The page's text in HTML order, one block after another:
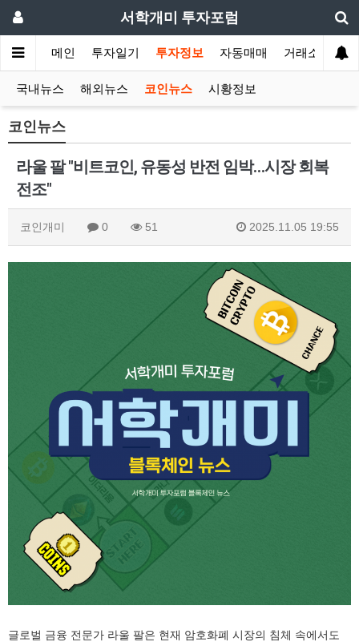
서학개미 투자포럼
메인 투자일기 투자정보 자동매매 거래소
국내뉴스 해외뉴스 코인뉴스 시황정보
코인뉴스
라울 팔 "비트코인, 유동성 반전 임박…시장 회복
전조"
코인개미 0 51 2025.11.05 19:55
글로벌 금융 전문가 라울 팔은 현재 암호화폐 시장의 침체 속에서도